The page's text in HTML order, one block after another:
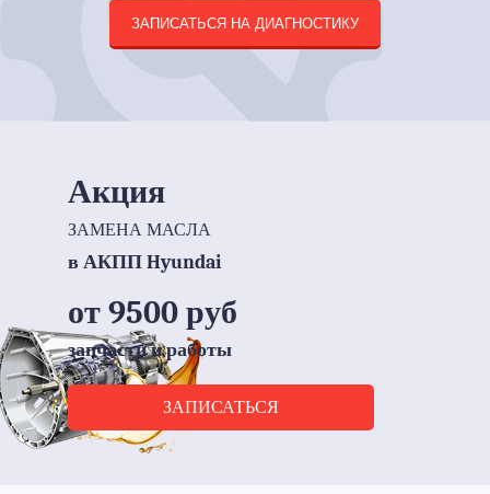
ЗАПИСАТЬСЯ НА ДИАГНОСТИКУ
Акция
ЗАМЕНА МАСЛА
в АКПП Hyundai
от 9500 руб
запчасти и работы
ЗАПИСАТЬСЯ